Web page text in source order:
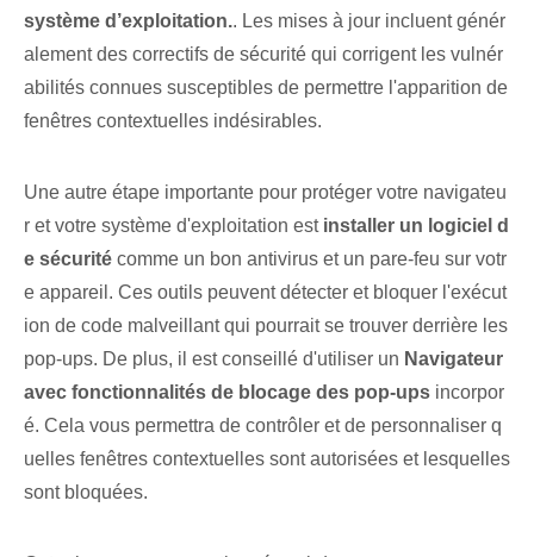
système d’exploitation.. Les mises à jour incluent génér
alement des correctifs de sécurité qui corrigent les vulnér
abilités connues susceptibles de permettre l'apparition de
fenêtres contextuelles indésirables.
Une autre étape importante pour protéger votre navigateu
r et votre système d'exploitation est installer un logiciel d
e sécurité ⁤comme un bon antivirus et un pare-feu sur votr
e appareil. Ces outils peuvent détecter et bloquer l'exécut
ion de code malveillant qui pourrait se trouver derrière les
pop-ups. De plus, il est conseillé d'utiliser un Navigateur
avec fonctionnalités de blocage des pop-ups incorpor
é. Cela vous permettra de contrôler et de personnaliser q
uelles fenêtres contextuelles sont autorisées et lesquelles
sont bloquées.